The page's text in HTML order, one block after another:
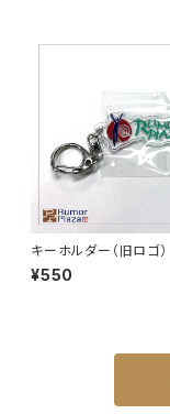
キーホルダー（旧ロゴ）
¥550